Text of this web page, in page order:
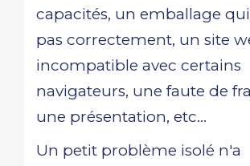
capacités, un emballage
pas correctement, un site
incompatible avec certains
navigateurs, une faute de
une présentation, etc...
Un petit problème isolé n'a